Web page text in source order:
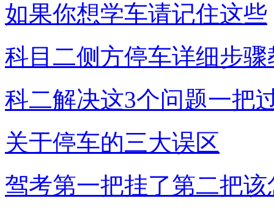
如果你想学车请记住这些
科目二侧方停车详细步骤
科二解决这3个问题一把
关于停车的三大误区
驾考第一把挂了第二把该